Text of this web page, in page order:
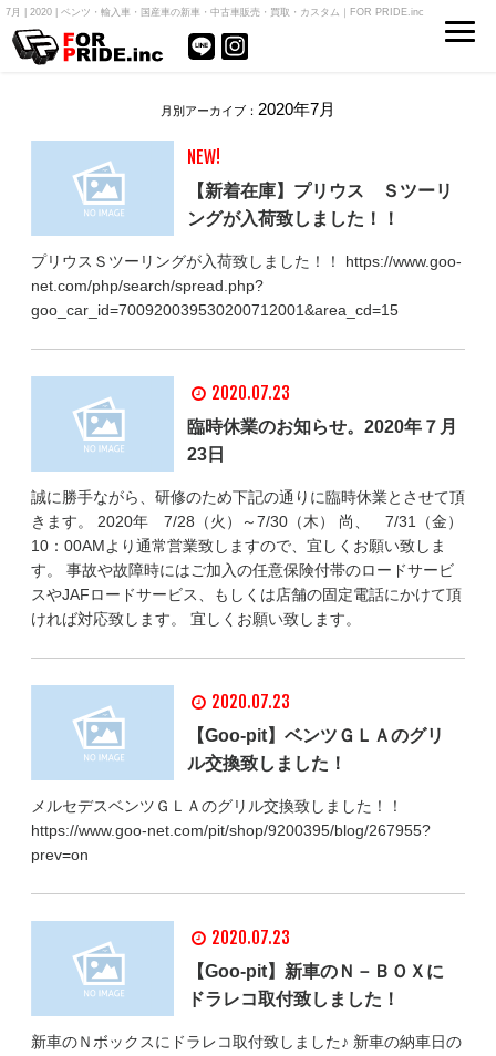
7月 | 2020 | ベンツ・輸入車・国産車の新車・中古車販売・買取・カスタム｜FOR PRIDE.inc
月別アーカイブ： 2020年7月
NEW!
【新着在庫】プリウス Ｓツーリ
ングが入荷致しました！！
プリウスＳツーリングが入荷致しました！！ https://www.goo-
net.com/php/search/spread.php?
goo_car_id=700920039530200712001&area_cd=15
2020.07.23
臨時休業のお知らせ。2020年７月
23日
誠に勝手ながら、研修のため下記の通りに臨時休業とさせて頂
きます。 2020年 7/28（火）～7/30（木） 尚、 7/31（金）
10：00AMより通常営業致しますので、宜しくお願い致しま
す。 事故や故障時にはご加入の任意保険付帯のロードサービ
スやJAFロードサービス、もしくは店舗の固定電話にかけて頂
ければ対応致します。 宜しくお願い致します。
2020.07.23
【Goo-pit】ベンツＧＬＡのグリ
ル交換致しました！
メルセデスベンツＧＬＡのグリル交換致しました！！
https://www.goo-net.com/pit/shop/9200395/blog/267955?
prev=on
2020.07.23
【Goo-pit】新車のＮ－ＢＯＸに
ドラレコ取付致しました！
新車のＮボックスにドラレコ取付致しました♪ 新車の納車日の